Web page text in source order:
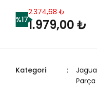
%17
2.374,68 ₺
1.979,00 ₺
Kategori
Parça